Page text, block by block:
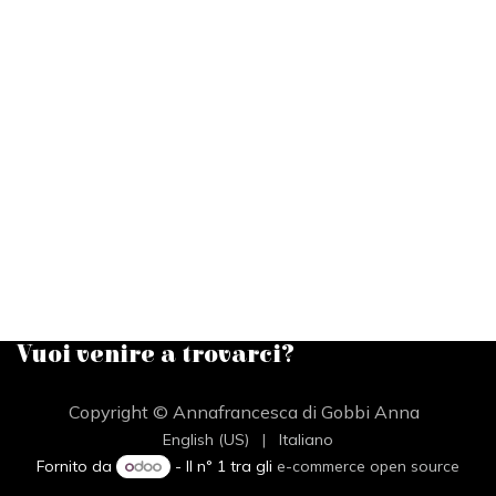
Vuoi venire a trovarci?
Copyright © Annafrancesca di Gobbi Anna
English (US) |
Italiano
Fornito da
- Il n° 1 tra gli e-commerce open source